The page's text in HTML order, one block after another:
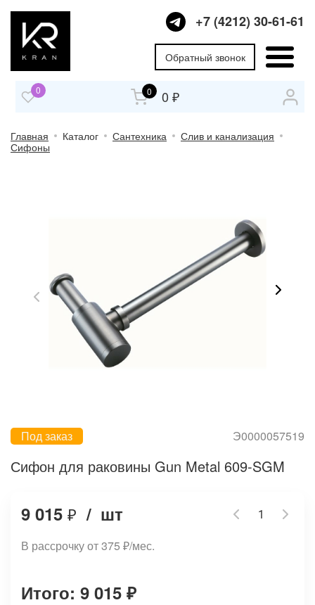
+7 (4212) 30-61-61
Обратный звонок
0 0 0 ₽
Главная Каталог Сантехника
Слив и канализация
Сифоны
Под заказ Э0000057519
Сифон для раковины Gun Metal 609-SGM
9 015 ₽ / шт
В рассрочку от 375 ₽/мес.
Итого: 9 015 ₽